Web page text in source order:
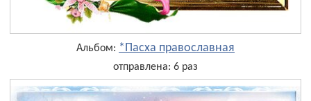
Альбом: *Пасха православная
отправлена: 6 раз